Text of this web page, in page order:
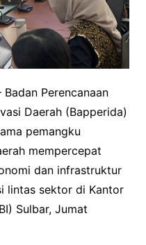
Badan Perencanaan
Daerah (Bapperida)
pemangku
mempercepat
dan infrastruktur
lintas sektor di Kantor
Sulbar, Jumat